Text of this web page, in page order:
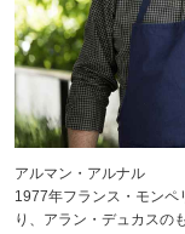
アルマン・アルナル
1977年フランス・モン
り、アラン・デュカスの